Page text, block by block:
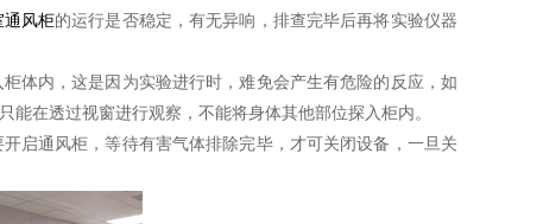
通风柜的运行是否稳定，有无异响，排查完毕后再将实验仪器
内，这是因为实验进行时，难免会产生有危险的反应，如
在透过视窗进行观察，不能将身体其他部位探入柜内。
通风柜，等待有害气体排除完毕，才可关闭设备，一旦关